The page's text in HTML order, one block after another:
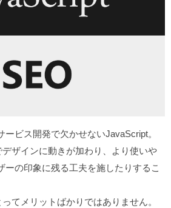
ービス開発で欠かせないJavaScript。
ザインに動きが加わり、より使いや
ーの印象に残る工夫を施したりするこ
てメリットばかりではありません。